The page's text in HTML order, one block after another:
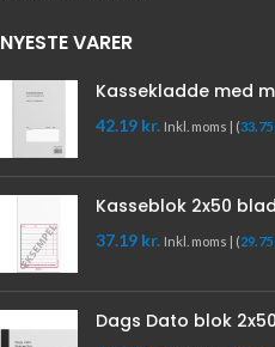
NYESTE VARER
Kassekladde med
42.19 kr. Inkl. moms | (33.75
Kasseblok 2x50
37.19 kr. Inkl. moms | (29.75
Dags Dato blok